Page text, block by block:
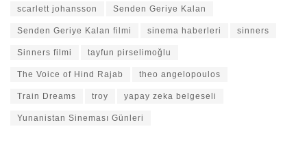
scarlett johansson Senden Geriye Kalan
Senden Geriye Kalan filmi sinema haberleri sinners
Sinners filmi tayfun pirselimoğlu
The Voice of Hind Rajab theo angelopoulos
Train Dreams troy yapay zeka belgeseli
Yunanistan Sineması Günleri